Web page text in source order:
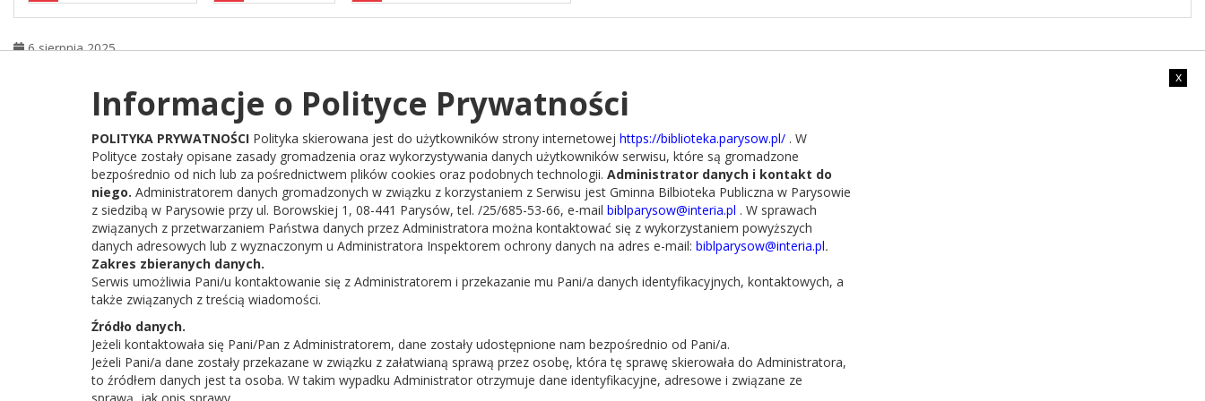
6 sierpnia 2025
Kontakt
Adres:Borowska 1, 08-441 Parysów
x
Informacje o Polityce Prywatności
POLITYKA PRYWATNOŚCI Polityka skierowana jest do użytkowników strony internetowej https://biblioteka.parysow.pl/ . W
Polityce zostały opisane zasady gromadzenia oraz wykorzystywania danych użytkowników serwisu, które są gromadzone
bezpośrednio od nich lub za pośrednictwem plików cookies oraz podobnych technologii. Administrator danych i kontakt do
niego. Administratorem danych gromadzonych w związku z korzystaniem z Serwisu jest Gminna Bilbioteka Publiczna w Parysowie
z siedzibą w Parysowie przy ul. Borowskiej 1, 08-441 Parysów, tel. /25/685-53-66, e-mail biblparysow@interia.pl . W sprawach
związanych z przetwarzaniem Państwa danych przez Administratora można kontaktować się z wykorzystaniem powyższych
danych adresowych lub z wyznaczonym u Administratora Inspektorem ochrony danych na adres e-mail: biblparysow@interia.pl.
Zakres zbieranych danych.
Serwis umożliwia Pani/u kontaktowanie się z Administratorem i przekazanie mu Pani/a danych identyfikacyjnych, kontaktowych, a
także związanych z treścią wiadomości.
Źródło danych.
Jeżeli kontaktowała się Pani/Pan z Administratorem, dane zostały udostępnione nam bezpośrednio od Pani/a.
Jeżeli Pani/a dane zostały przekazane w związku z załatwianą sprawą przez osobę, która tę sprawę skierowała do Administratora,
to źródłem danych jest ta osoba. W takim wypadku Administrator otrzymuje dane identyfikacyjne, adresowe i związane ze